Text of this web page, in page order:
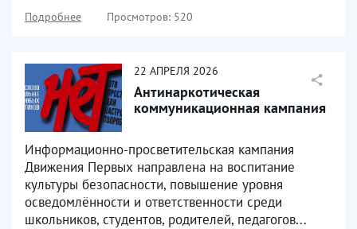
Подробнее Просмотров: 520
22 АПРЕЛЯ 2026
Антинаркотическая
коммуникационная кампания
Информационно-просветительская кампания
Движения Первых направлена на воспитание
культуры безопасности, повышение уровня
осведомлённости и ответственности среди
школьников, студентов, родителей, педагогов...